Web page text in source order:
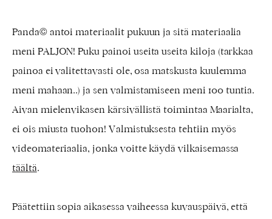
Panda© antoi materiaalit pukuun ja sitä materiaalia
meni PALJON! Puku painoi useita useita kiloja (tarkkaa
painoa ei valitettavasti ole, osa matskusta kuulemma
meni mahaan..) ja sen valmistamiseen meni 100 tuntia.
Aivan mielenvikasen kärsivällistä toimintaa Maarialta,
ei ois miusta tuohon! Valmistuksesta tehtiin myös
videomateriaalia, jonka voitte käydä vilkaisemassa
täältä.
Päätettiin sopia aikasessa vaiheessa kuvauspäivä, että